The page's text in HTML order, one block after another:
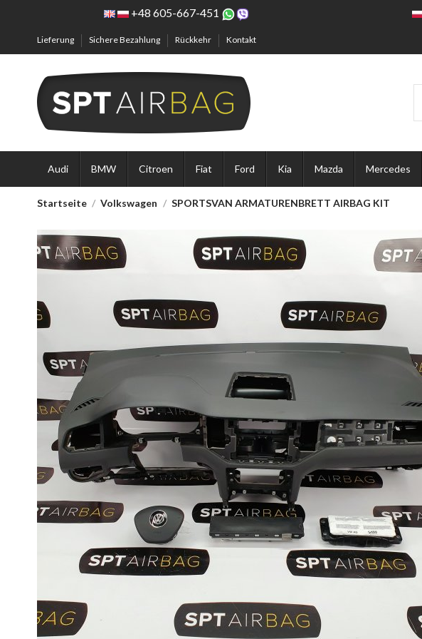
+48 605-667-451
Lieferung Sichere Bezahlung Rückkehr Kontakt
Audi BMW Citroen Fiat Ford Kia Mazda Mercedes
Startseite Volkswagen SPORTSVAN ARMATURENBRETT AIRBAG KIT